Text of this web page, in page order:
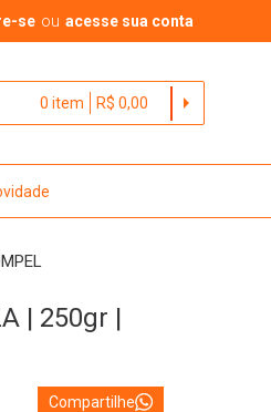
se ou acesse sua conta
0item R$ 0,00 arrow_right
| 250gr |
Compartilhe